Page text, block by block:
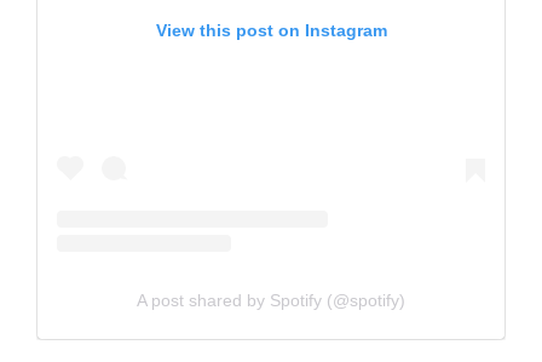
View this post on Instagram
A post shared by Spotify (@spotify)